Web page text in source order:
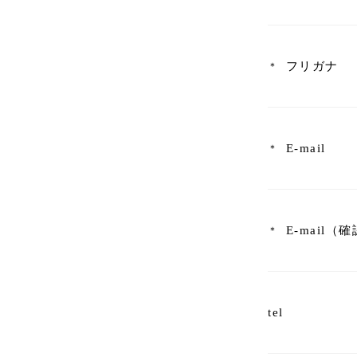
フリガナ
E-mail
E-mail（確
tel